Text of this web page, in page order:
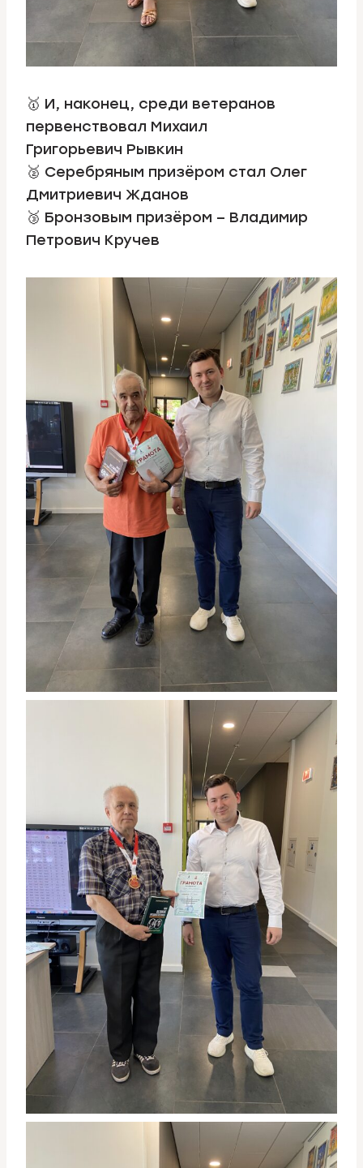
🥇 И, наконец, среди ветеранов
первенствовал Михаил
Григорьевич Рывкин
🥈 Серебряным призёром стал Олег
Дмитриевич Жданов
🥉 Бронзовым призёром – Владимир
Петрович Кручев